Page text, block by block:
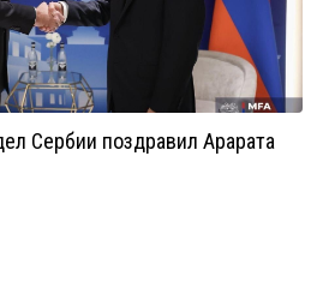
Сербии поздравил Арарата